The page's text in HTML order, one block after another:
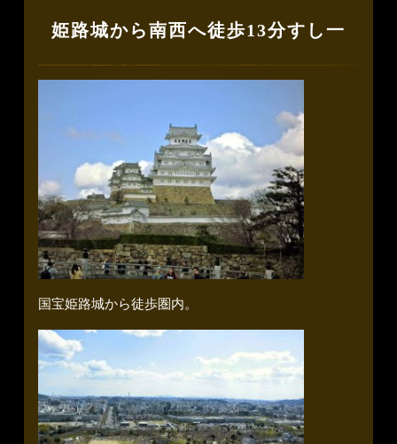
姫路城から南西へ徒歩13分すし一
国宝姫路城から徒歩圏内。